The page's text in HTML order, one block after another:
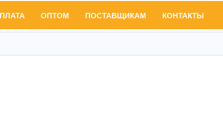
ОПТОМ ПОСТАВЩИКАМ КОНТАКТЫ